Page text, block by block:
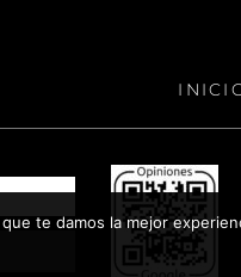
te damos la mejor